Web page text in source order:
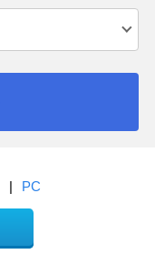
| PC